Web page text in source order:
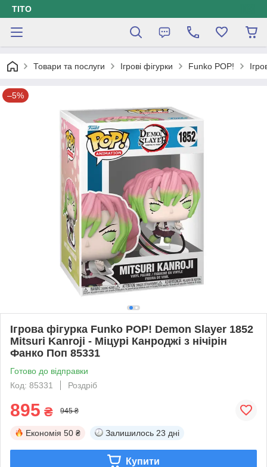
ТІТО
Товари та послуги Ігрові фігурки Funko POP!
–5%
Ігрова фігурка Funko POP! Demon Slayer 1852
Mitsuri Kanroji - Міцурі Канроджі з нічірін
Фанко Поп 85331
Готово до відправки
Код: 85331
Роздріб
895 ₴ 945 ₴
Економія 50 ₴ Залишилось 23 дні
Купити